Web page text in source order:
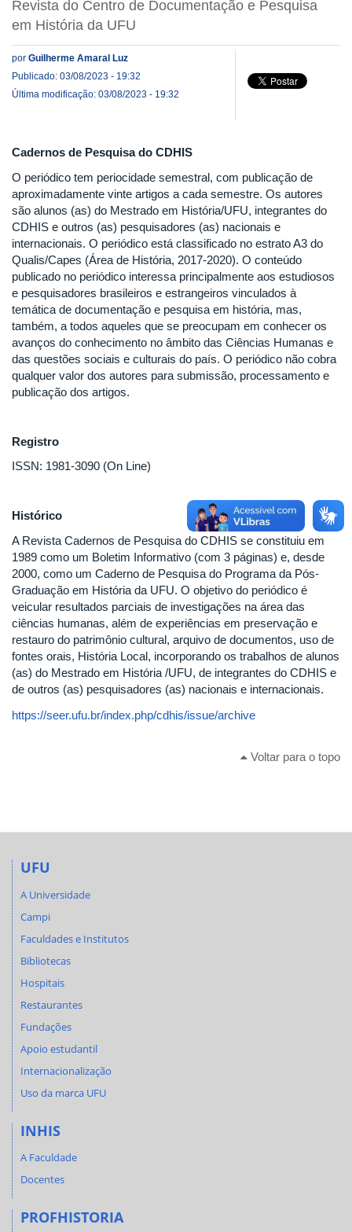
Revista do Centro de Documentação e Pesquisa
em História da UFU
por Guilherme Amaral Luz
Publicado: 03/08/2023 - 19:32
Última modificação: 03/08/2023 - 19:32
Cadernos de Pesquisa do CDHIS
O periódico tem periocidade semestral, com publicação de
aproximadamente vinte artigos a cada semestre. Os autores
são alunos (as) do Mestrado em História/UFU, integrantes do
CDHIS e outros (as) pesquisadores (as) nacionais e
internacionais. O periódico está classificado no estrato A3 do
Qualis/Capes (Área de História, 2017-2020). O conteúdo
publicado no periódico interessa principalmente aos estudiosos
e pesquisadores brasileiros e estrangeiros vinculados à
temática de documentação e pesquisa em história, mas,
também, a todos aqueles que se preocupam em conhecer os
avanços do conhecimento no âmbito das Ciências Humanas e
das questões sociais e culturais do país. O periódico não cobra
qualquer valor dos autores para submissão, processamento e
publicação dos artigos.
Registro
ISSN: 1981-3090 (On Line)
Histórico
A Revista Cadernos de Pesquisa do CDHIS se constituiu em
1989 como um Boletim Informativo (com 3 páginas) e, desde
2000, como um Caderno de Pesquisa do Programa da Pós-
Graduação em História da UFU. O objetivo do periódico é
veicular resultados parciais de investigações na área das
ciências humanas, além de experiências em preservação e
restauro do patrimônio cultural, arquivo de documentos, uso de
fontes orais, História Local, incorporando os trabalhos de alunos
(as) do Mestrado em História /UFU, de integrantes do CDHIS e
de outros (as) pesquisadores (as) nacionais e internacionais.
https://seer.ufu.br/index.php/cdhis/issue/archive
Voltar para o topo
UFU
A Universidade
Campi
Faculdades e Institutos
Bibliotecas
Hospitais
Restaurantes
Fundações
Apoio estudantil
Internacionalização
Uso da marca UFU
INHIS
A Faculdade
Docentes
PROFHISTORIA